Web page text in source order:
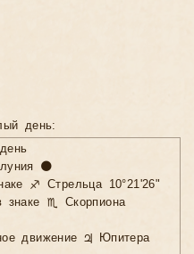
день:
🌑
♐ Стрельца 10°21'26"
♏ Скорпиона
движение ♃ Юпитера